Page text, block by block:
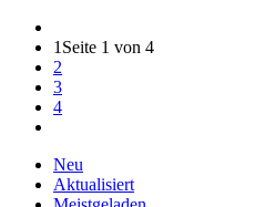
1 Seite 1 von 4
2
3
4
Neu
Aktualisiert